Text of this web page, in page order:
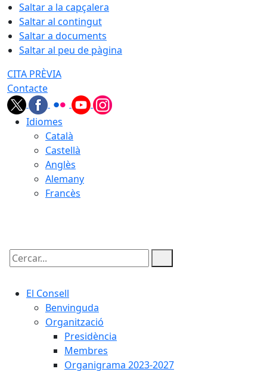
Saltar a la capçalera
Saltar al contingut
Saltar a documents
Saltar al peu de pàgina
CITA PRÈVIA
Contacte
Idiomes
Català
Castellà
Anglès
Alemany
Francès
Cercar:
El Consell
Benvinguda
Organització
Presidència
Membres
Organigrama 2023-2027